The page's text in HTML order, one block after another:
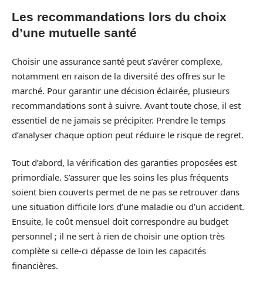
Les recommandations lors du choix
d’une mutuelle santé
Choisir une assurance santé peut s’avérer complexe,
notamment en raison de la diversité des offres sur le
marché. Pour garantir une décision éclairée, plusieurs
recommandations sont à suivre. Avant toute chose, il est
essentiel de ne jamais se précipiter. Prendre le temps
d’analyser chaque option peut réduire le risque de regret.
Tout d’abord, la vérification des garanties proposées est
primordiale. S’assurer que les soins les plus fréquents
soient bien couverts permet de ne pas se retrouver dans
une situation difficile lors d’une maladie ou d’un accident.
Ensuite, le coût mensuel doit correspondre au budget
personnel ; il ne sert à rien de choisir une option très
complète si celle-ci dépasse de loin les capacités
financières.